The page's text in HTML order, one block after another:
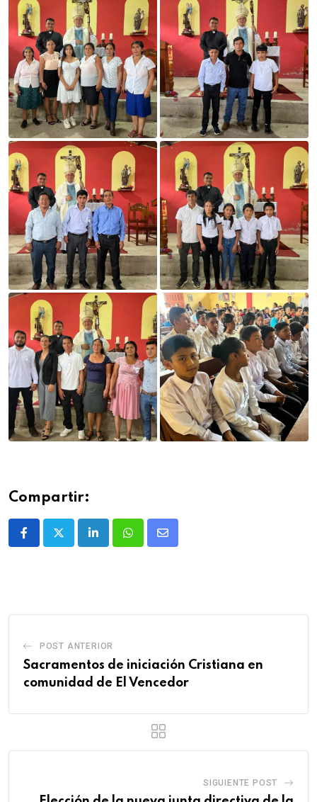
Compartir:
POST ANTERIOR
Sacramentos de iniciación Cristiana en
comunidad de El Vencedor
SIGUIENTE POST